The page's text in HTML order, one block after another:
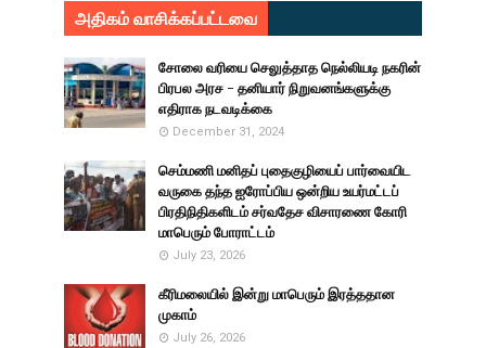
அதிகம் வாசிக்கப்பட்டவை
சோலை வரியை செலுத்தாத நெல்லியடி நகரின்
பிரபல அரச - தனியார் நிறுவனங்களுக்கு
எதிராக நடவடிக்கை
December 31, 2024
செம்மணி மனிதப் புதைகுழியைப் பார்வையிட
வருகை தந்த ஐரோப்பிய ஒன்றிய உயர்மட்டப்
பிரதிநிதிகளிடம் சர்வதேச விசாரணை கோரி
மாபெரும் போராட்டம்
July 23, 2026
கீரிமலையில் இன்று மாபெரும் இரத்ததான
முகாம்
July 26, 2026